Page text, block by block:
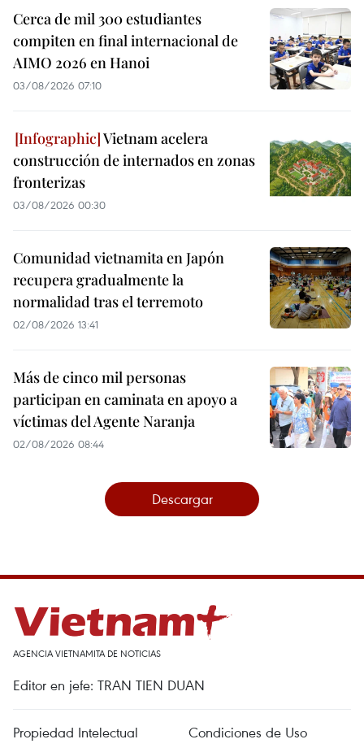
Cerca de mil 300 estudiantes
compiten en final internacional de
AIMO 2026 en Hanoi
03/08/2026 07:10
Vietnam acelera
construcción de internados en zonas
fronterizas
03/08/2026 00:30
Comunidad vietnamita en Japón
recupera gradualmente la
normalidad tras el terremoto
02/08/2026 13:41
Más de cinco mil personas
participan en caminata en apoyo a
víctimas del Agente Naranja
02/08/2026 08:44
Descargar
AGENCIA VIETNAMITA DE NOTICIAS
Editor en jefe: TRAN TIEN DUAN
Propiedad Intelectual Condiciones de Uso